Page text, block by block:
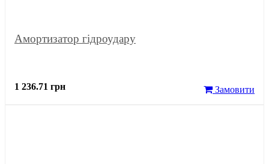
Амортизатор гідроудару
1 236.71 грн Замовити